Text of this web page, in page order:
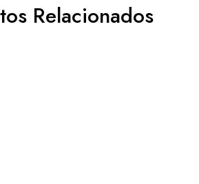
Relacionados